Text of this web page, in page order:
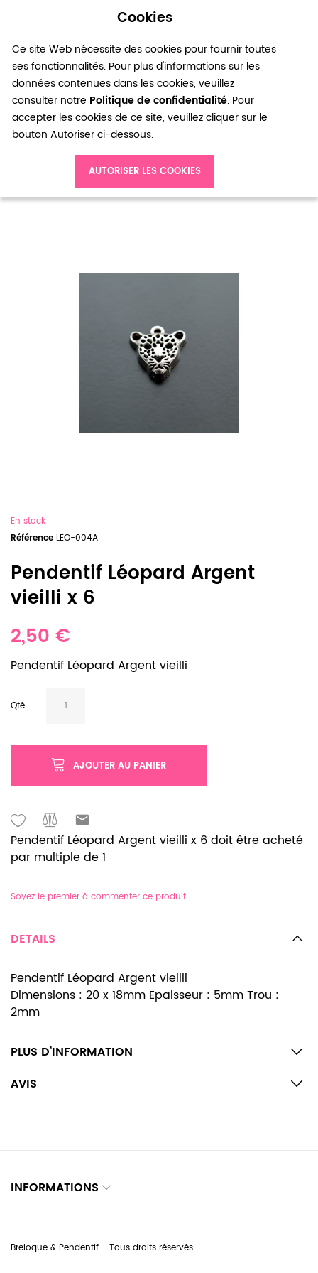
Cookies
Ce site Web nécessite des cookies pour fournir toutes
ses fonctionnalités. Pour plus d'informations sur les
données contenues dans les cookies, veuillez
consulter notre Politique de confidentialité. Pour
accepter les cookies de ce site, veuillez cliquer sur le
bouton Autoriser ci-dessous.
AUTORISER LES COOKIES
0
Pendentif Léopard Argent vieilli x 6
En stock
Référence LEO-004A
Pendentif Léopard Argent
vieilli x 6
2,50 €
Pendentif Léopard Argent vieilli
Qté
AJOUTER AU PANIER
Pendentif Léopard Argent vieilli x 6 doit être acheté
par multiple de 1
Soyez le premier à commenter ce produit
DETAILS
Pendentif Léopard Argent vieilli
Dimensions : 20 x 18mm Epaisseur : 5mm Trou :
2mm
PLUS D’INFORMATION
AVIS
INFORMATIONS
Breloque & Pendentif - Tous droits réservés.